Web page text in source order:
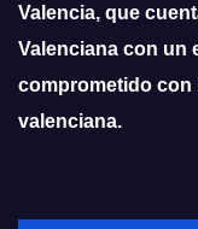
Valencia, que
Valenciana con un
comprometido con
valenciana.